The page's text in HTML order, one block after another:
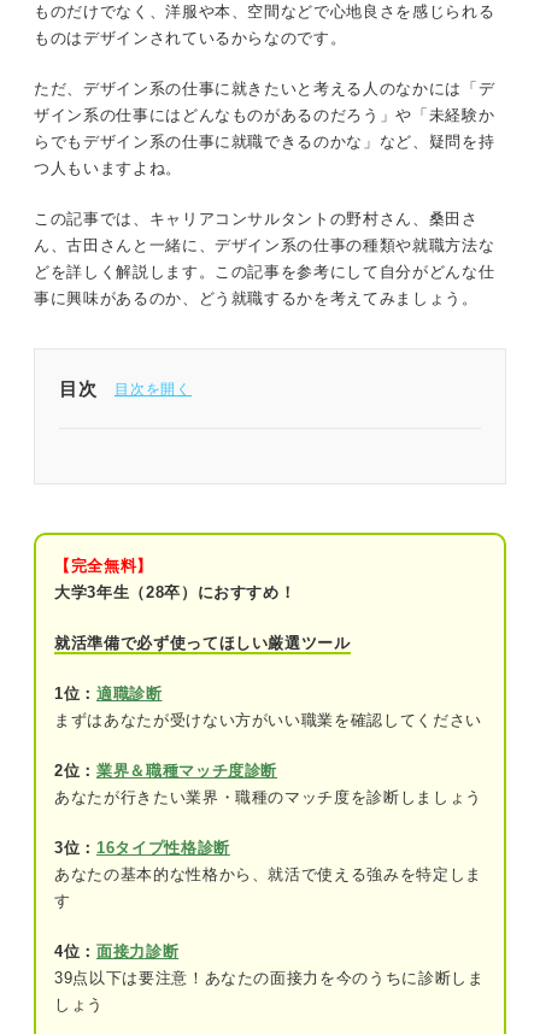
ものだけでなく、洋服や本、空間などで心地良さを感じられる
ものはデザインされているからなのです。
ただ、デザイン系の仕事に就きたいと考える人のなかには「デ
ザイン系の仕事にはどんなものがあるのだろう」や「未経験か
らでもデザイン系の仕事に就職できるのかな」など、疑問を持
つ人もいますよね。
この記事では、キャリアコンサルタントの野村さん、桑田さ
ん、古田さんと一緒に、デザイン系の仕事の種類や就職方法な
どを詳しく解説します。この記事を参考にして自分がどんな仕
事に興味があるのか、どう就職するかを考えてみましょう。
目次
デザイン系の仕事とは？ 前提情報を確認しよう
作する
種類：4つのジャンルに分けられる
なる
未経験からでもデザイン系の仕事に就ける？ 就活
ジャンル別！ デザイン系の仕事41選＆役に立つ資
格を紹介
インテリアと空間デザインの仕事14選
【完全無料】
大学3年生（28卒）におすすめ！
就活準備で必ず使ってほしい厳選ツール
1位： 適職診断
まずはあなたが受けない方がいい職業を確認してください
2位： 業界＆職種マッチ度診断
あなたが行きたい業界・職種のマッチ度を診断しましょう
3位： 16タイプ性格診断
あなたの基本的な性格から、就活で使える強みを特定しま
す
4位： 面接力診断
39点以下は要注意！あなたの面接力を今のうちに診断しま
しょう